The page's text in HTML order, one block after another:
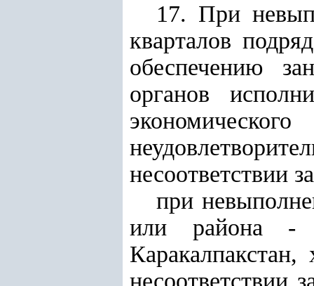
17. При
кварталов
обеспечению
органов
несоответствии
при
или района -
несоответствии